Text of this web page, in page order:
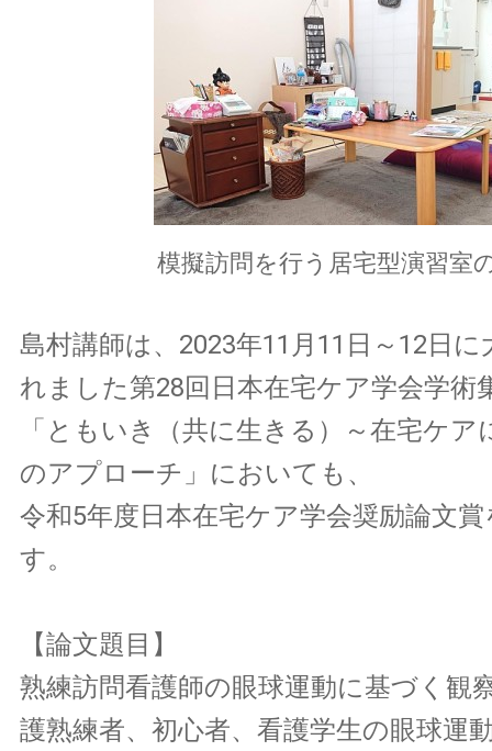
模擬訪問を行う居宅型演習室
島村講師は、2023年11月11日～12日
れました第28回日本在宅ケア学会学術
「ともいき（共に生きる）～在宅ケア
のアプローチ」においても、
令和5年度日本在宅ケア学会奨励論文
す。
【論文題目】
熟練訪問看護師の眼球運動に基づく観
護熟練者、初心者、看護学生の眼球運